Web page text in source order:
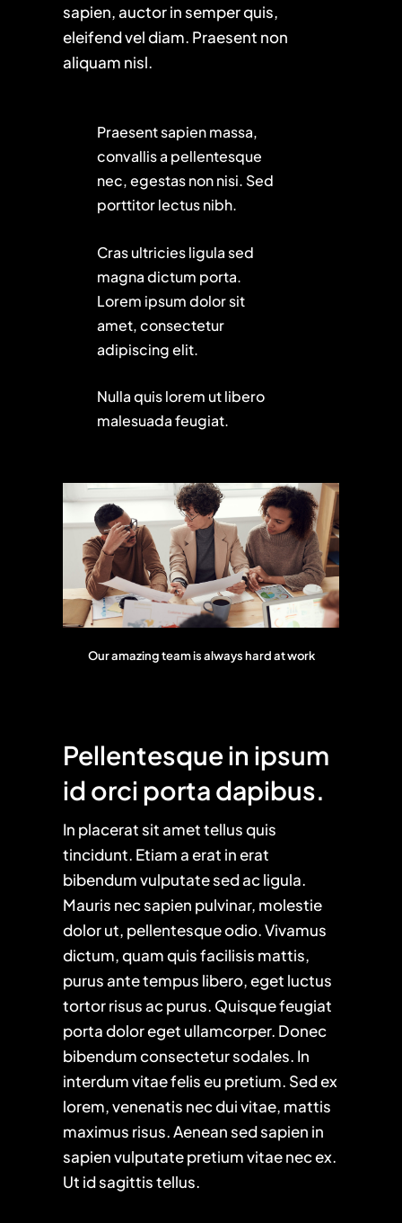
sapien, auctor in semper quis,
eleifend vel diam. Praesent non
aliquam nisl.
Praesent sapien massa,
convallis a pellentesque
nec, egestas non nisi. Sed
porttitor lectus nibh.
Cras ultricies ligula sed
magna dictum porta.
Lorem ipsum dolor sit
amet, consectetur
adipiscing elit.
Nulla quis lorem ut libero
malesuada feugiat.
Our amazing team is always hard at work
Pellentesque in ipsum
id orci porta dapibus.
In placerat sit amet tellus quis
tincidunt. Etiam a erat in erat
bibendum vulputate sed ac ligula.
Mauris nec sapien pulvinar, molestie
dolor ut, pellentesque odio. Vivamus
dictum, quam quis facilisis mattis,
purus ante tempus libero, eget luctus
tortor risus ac purus. Quisque feugiat
porta dolor eget ullamcorper. Donec
bibendum consectetur sodales. In
interdum vitae felis eu pretium. Sed ex
lorem, venenatis nec dui vitae, mattis
maximus risus. Aenean sed sapien in
sapien vulputate pretium vitae nec ex.
Ut id sagittis tellus.